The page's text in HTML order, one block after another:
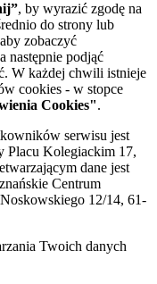
, by wyrazić zgodę na
do strony lub
zobaczyć
następnie podjąć
W każdej chwili istnieje
cookies - w stopce
Cookies".
serwisu jest
Placu Kolegiackim 17,
dane jest
Centrum
12/14, 61-
Twoich danych